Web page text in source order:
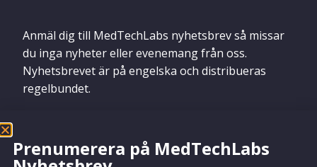
Anmäl dig till MedTechLabs nyhetsbrev så missar
du inga nyheter eller evenemang från oss.
Nyhetsbrevet är på engelska och distribueras
regelbundet.
Prenumerera på MedTechLabs